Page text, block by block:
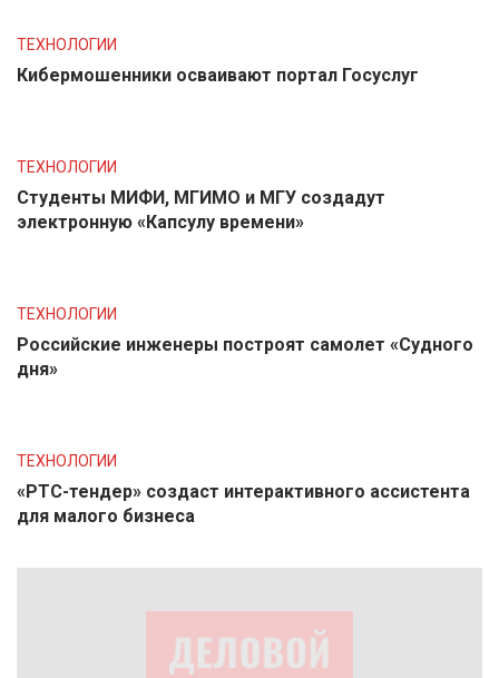
ТЕХНОЛОГИИ
Кибермошенники осваивают портал Госуслуг
ТЕХНОЛОГИИ
Студенты МИФИ, МГИМО и МГУ создадут
электронную «Капсулу времени»
ТЕХНОЛОГИИ
Российские инженеры построят самолет «Судного
дня»
ТЕХНОЛОГИИ
«РТС-тендер» создаст интерактивного ассистента
для малого бизнеса